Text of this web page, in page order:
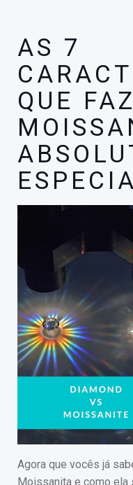
AS 7
QUE
Agora que vocês já
Moissanita e como ela